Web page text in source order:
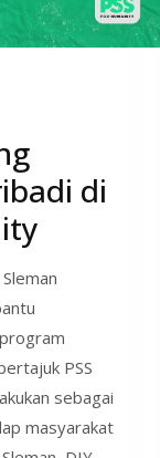
di
PSS
sebagai
masyarakat